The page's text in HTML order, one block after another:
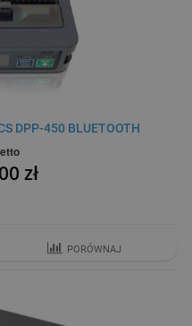
DPP-450 BLUETOOTH
zł
PORÓWNAJ